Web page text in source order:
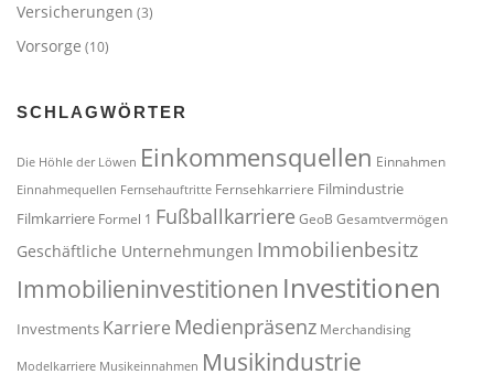
Versicherungen (3)
Vorsorge (10)
SCHLAGWÖRTER
Die Höhle der Löwen Einkommensquellen Einnahmen
Einnahmequellen Fernsehauftritte Fernsehkarriere Filmindustrie
Filmkarriere Formel 1 Fußballkarriere GeoB Gesamtvermögen
Geschäftliche Unternehmungen Immobilienbesitz
Immobilieninvestitionen Investitionen
Investments Karriere Medienpräsenz Merchandising
Modelkarriere Musikeinnahmen Musikindustrie